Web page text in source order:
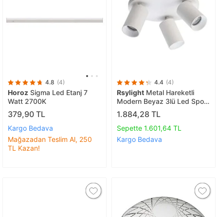
4.8 (4)
Horoz Sigma Led Etanj 7
Watt 2700K
379,90 TL
Kargo Bedava
Mağazadan Teslim Al, 250
TL Kazan!
4.4 (4)
Rsylight Metal Hareketli
Modern Beyaz 3lü Led Spot
Avize Günışığı Ampullü
1.884,28 TL
Sepette 1.601,64 TL
Kargo Bedava